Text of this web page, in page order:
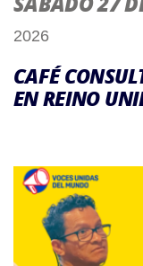
2026
CAFÉ
EN REINO